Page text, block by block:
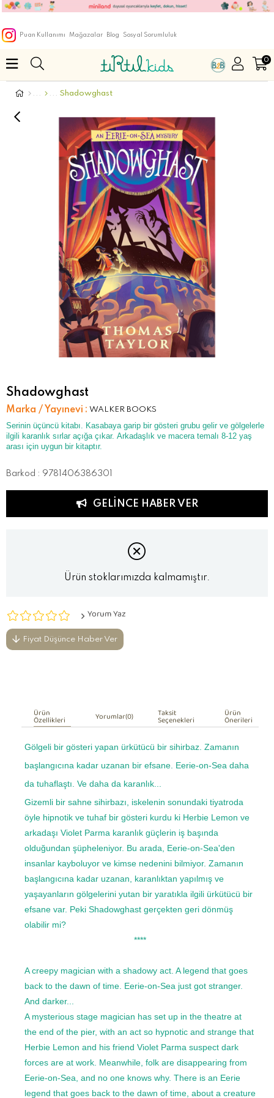
Puan Kullanımı Mağazalar Blog Sosyal Sorumluluk
0
Shadowghast
Shadowghast
Marka / Yayınevi : WALKER BOOKS
Serinin üçüncü kitabı. Kasabaya garip bir gösteri grubu gelir ve gölgelerle
ilgili karanlık sırlar açığa çıkar. Arkadaşlık ve macera temalı 8-12 yaş
arası için uygun bir kitaptır.
Barkod : 9781406386301
GELINCE HABER VER
Ürün stoklarımızda kalmamıştır.
Yorum Yaz
Fiyat Düşünce Haber Ver
Ürün
Özellikleri Yorumlar(0) Taksit
Seçenekleri Ürün
Önerileri
Gölgeli bir gösteri yapan ürkütücü bir sihirbaz. Zamanın
başlangıcına kadar uzanan bir efsane. Eerie-on-Sea daha
da tuhaflaştı. Ve daha da karanlık...
Gizemli bir sahne sihirbazı, iskelenin sonundaki tiyatroda
öyle hipnotik ve tuhaf bir gösteri kurdu ki Herbie Lemon ve
arkadaşı Violet Parma karanlık güçlerin iş başında
olduğundan şüpheleniyor. Bu arada, Eerie-on-Sea'den
insanlar kayboluyor ve kimse nedenini bilmiyor. Zamanın
başlangıcına kadar uzanan, karanlıktan yapılmış ve
yaşayanların gölgelerini yutan bir yaratıkla ilgili ürkütücü bir
efsane var. Peki Shadowghast gerçekten geri dönmüş
olabilir mi?
****
A creepy magician with a shadowy act. A legend that goes
back to the dawn of time. Eerie-on-Sea just got stranger.
And darker...
A mysterious stage magician has set up in the theatre at
the end of the pier, with an act so hypnotic and strange that
Herbie Lemon and his friend Violet Parma suspect dark
forces are at work. Meanwhile, folk are disappearing from
Eerie-on-Sea, and no one knows why. There is an Eerie
legend that goes back to the dawn of time, about a creature